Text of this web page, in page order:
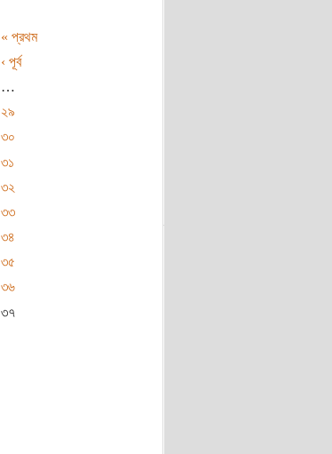
« প্রথম
‹ পূর্ব
…
২৯
৩০
৩১
৩২
৩৩
৩৪
৩৫
৩৬
৩৭